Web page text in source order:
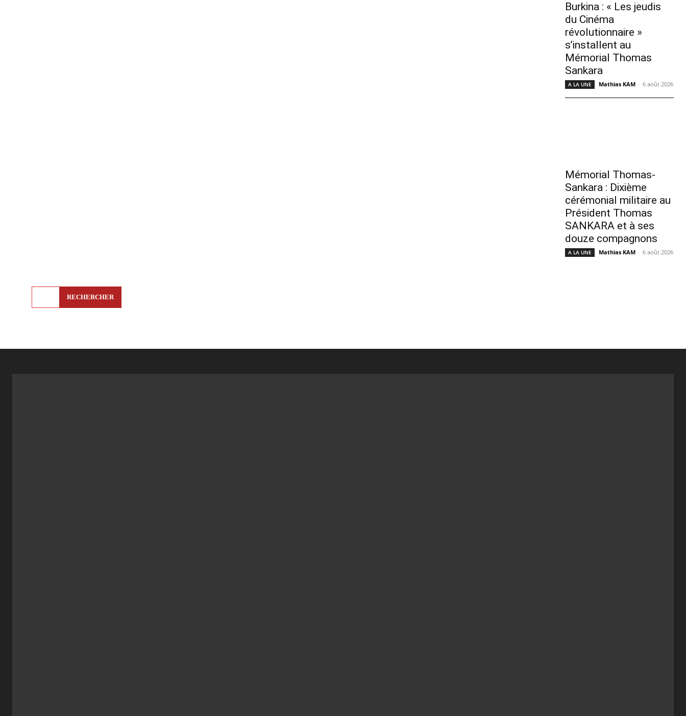
RECHERCHER
Burkina : « Les jeudis
du Cinéma
révolutionnaire »
s’installent au
Mémorial Thomas
Sankara
A LA UNE Mathias KAM - 6 août 2026
Mémorial Thomas-
Sankara : Dixième
cérémonial militaire au
Président Thomas
SANKARA et à ses
douze compagnons
A LA UNE Mathias KAM - 6 août 2026